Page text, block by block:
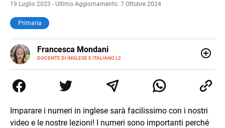
19 Luglio 2023 - Ultimo Aggiornamento: 7 Ottobre 2024
Primaria
Francesca Mondani
DOCENTE DI INGLESE E ITALIANO L2
LINKEDIN
INSTAGRAM
secondaria di secondo grado. Mi occupo inoltre di
traduzioni, SEO Onsite e contenuti per il web. Amo i saggi
della sintesi.
Imparare i numeri in inglese sarà facilissimo con i nostri
video e le nostre lezioni! I numeri sono importanti perché